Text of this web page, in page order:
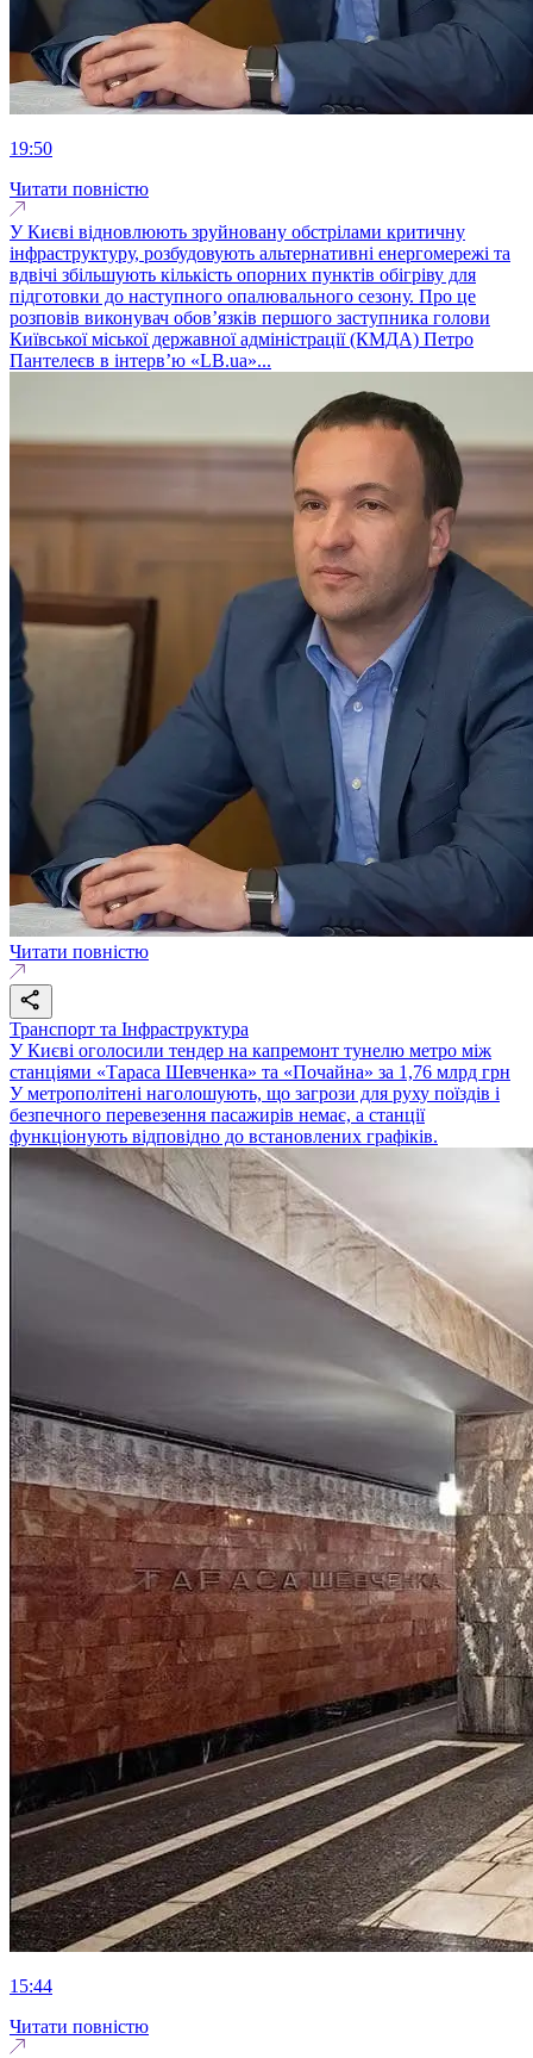
19:50
Читати повністю
У Києві відновлюють зруйновану обстрілами критичну
інфраструктуру, розбудовують альтернативні енергомережі та
вдвічі збільшують кількість опорних пунктів обігріву для
підготовки до наступного опалювального сезону. Про це
розповів виконувач обовʼязків першого заступника голови
Київської міської державної адміністрації (КМДА) Петро
Пантелеєв в інтервʼю «LB.ua»...
Читати повністю
Транспорт та Інфраструктура
У Києві оголосили тендер на капремонт тунелю метро між
станціями «Тараса Шевченка» та «Почайна» за 1,76 млрд грн
У метрополітені наголошують, що загрози для руху поїздів і
безпечного перевезення пасажирів немає, а станції
функціонують відповідно до встановлених графіків.
15:44
Читати повністю